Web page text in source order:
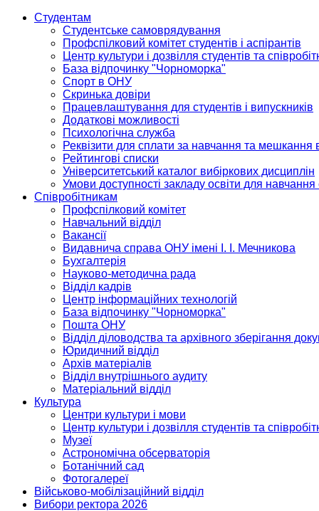
Студентам
Студентське самоврядування
Профспілковий комітет студентів і аспірантів
Центр культури і дозвілля студентів та
База відпочинку "Чорноморка"
Спорт в ОНУ
Скринька довіри
Працевлаштування для студентів і випускників
Додаткові можливості
Психологічна служба
Реквізити для сплати за навчання та мешкання
Рейтингові списки
Університетський каталог вибіркових дисциплін
Умови доступності закладу освіти для
Співробітникам
Профспілковий комітет
Навчальний відділ
Вакансії
Видавнича справа ОНУ імені І. І. Мечникова
Бухгалтерія
Науково-методична рада
Відділ кадрів
Центр інформаційних технологій
База відпочинку "Чорноморка"
Пошта ОНУ
Відділ діловодства та архівного зберігання
Юридичний відділ
Архів матеріалів
Відділ внутрішнього аудиту
Матеріальний відділ
Культура
Центри культури і мови
Центр культури і дозвілля студентів та
Музеї
Астрономічна обсерваторія
Ботанічний сад
Фотогалереї
Військово-мобілізаційний відділ
Вибори ректора 2026